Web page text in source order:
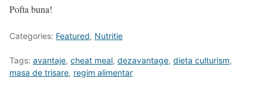
Pofta buna!
Categories: Featured, Nutritie
Tags: avantaje, cheat meal, dezavantage, dieta culturism,
masa de trisare, regim alimentar